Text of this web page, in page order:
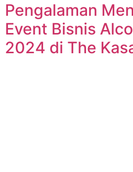
Pengalaman
Event Bisnis
2024 di The